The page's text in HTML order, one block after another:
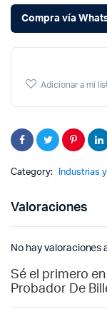
Compra vía
Adicionar a mi
Category: Industrias
Valoraciones
No hay valoraciones
Sé el primero
Probador De